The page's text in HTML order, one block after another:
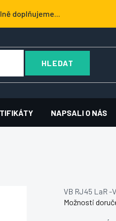
doplňujeme...
HLEDAT
NAPSALI O NÁS
Možnosti
VB RJ45 LaR -